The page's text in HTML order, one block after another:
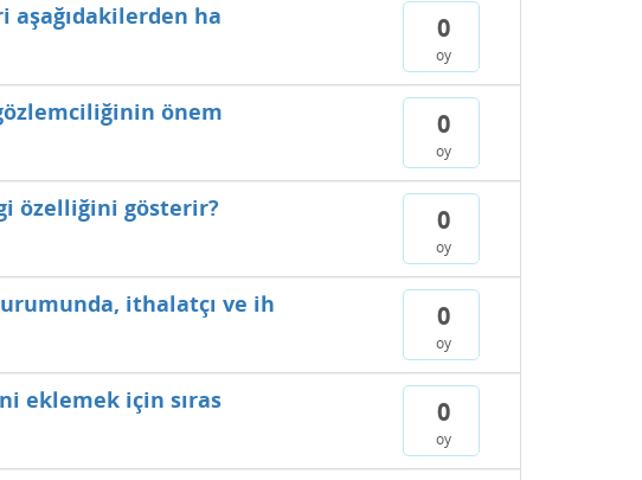
0
oy
aşağıdakilerden ha
0
oy
önem
0
oy
özelliğini gösterir?
0
oy
ithalatçı ve ih
0
oy
eklemek için sıras